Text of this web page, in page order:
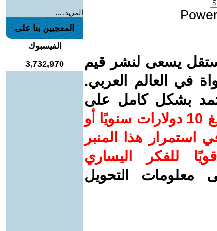
يسعى لنشر قيم
في العالم العربي.
بشكل كامل على
ساهم/ي معنا! بدعمكم بمبلغ 10 دولارات سنويًا أو
استمرار هذا المنبر
للفكر اليساري
معلومات التحويل
المزيد.....
المعجبين بنا على
الفيسبوك
3,732,970